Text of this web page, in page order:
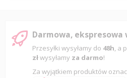
Darmowa, ekspresowa
Przesyłki wysyłamy do 48h, a
złwysyłamy za darmo!
Za wyjątkiem produktów